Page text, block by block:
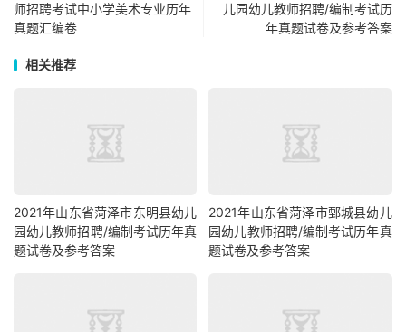
师招聘考试中小学美术专业历年
真题汇编卷
儿园幼儿教师招聘/编制考试历
年真题试卷及参考答案
相关推荐
2021年山东省菏泽市东明县幼儿
园幼儿教师招聘/编制考试历年真
题试卷及参考答案
2021年山东省菏泽市鄄城县幼儿
园幼儿教师招聘/编制考试历年真
题试卷及参考答案